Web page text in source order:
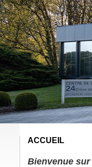
ACCUEIL
Bienvenue